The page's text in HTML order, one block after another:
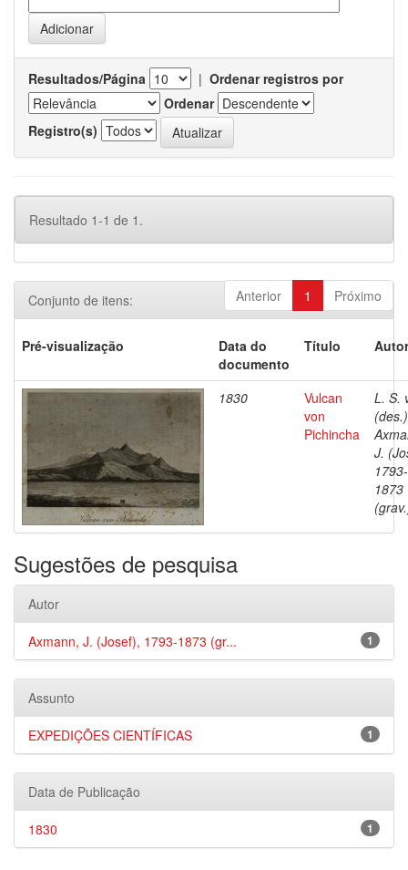
Resultados/Página | Ordenar registros por
Ordenar
Registro(s)
Resultado 1-1 de 1.
Anterior 1 Próximo
Conjunto de itens:
Pré-visualização
Data do
documento
Título
1830
Vulcan
von
Pichincha
L. S.
J.
1793-
1873
Sugestões de pesquisa
Autor
1
Axmann, J. (Josef), 1793-1873 (gr...
Assunto
1
EXPEDIÇÕES CIENTÍFICAS
Data de Publicação
1
1830